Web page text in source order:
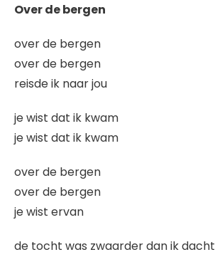
Over de bergen
over de bergen
over de bergen
reisde ik naar jou
je wist dat ik kwam
je wist dat ik kwam
over de bergen
over de bergen
je wist ervan
de tocht was zwaarder dan ik dacht